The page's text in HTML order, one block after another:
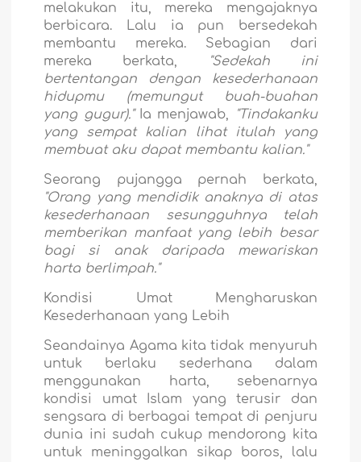
melakukan itu, mereka mengajaknya
berbicara. Lalu ia pun bersedekah
membantu mereka. Sebagian dari
mereka berkata,
"Sedekah ini
bertentangan dengan kesederhanaan
hidupmu (memungut buah-buahan
yang gugur)."Ia menjawab,
"Tindakanku
yang sempat kalian lihat itulah yang
membuat aku dapat membantu kalian."
Seorang pujangga pernah berkata,
"Orang yang mendidik anaknya di atas
kesederhanaan sesungguhnya telah
memberikan manfaat yang lebih besar
bagi si anak daripada mewariskan
harta berlimpah."
Kondisi Umat Mengharuskan
Kesederhanaan yang Lebih
Seandainya Agama kita tidak menyuruh
untuk berlaku sederhana dalam
menggunakan harta, sebenarnya
kondisi umat Islam yang terusir dan
sengsara di berbagai tempat di penjuru
dunia ini sudah cukup mendorong kita
untuk meninggalkan sikap boros, lalu